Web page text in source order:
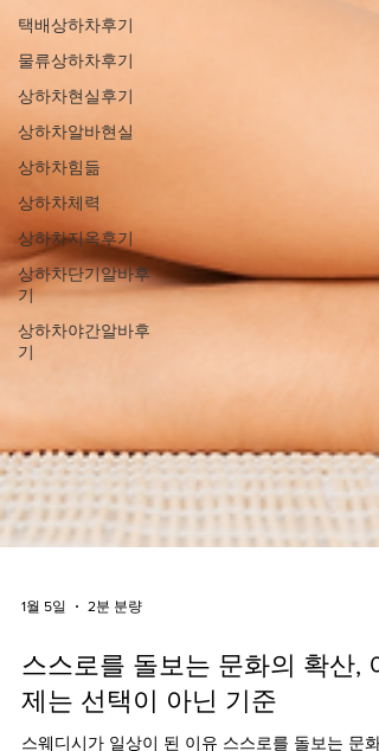
택배상하차후기
물류상하차후기
상하차현실후기
상하차알바현실
상하차힘듦
상하차체력
상하차지옥후기
상하차단기알바후
기
상하차야간알바후
기
스스로를 돌보는 문화의 확산,
제는 선택이 아닌 기준